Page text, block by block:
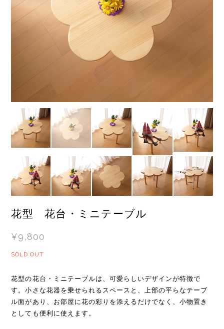
花型 花台・ミニテーブル
¥9,800
SOLD OUT
花型の花台・ミニテーブルは、可愛らしいデザインが特徴で
す。小さな花器を乗せられるスペースと、上部の平らなテーブ
ル面があり、お部屋に花の彩りを添えるだけでなく、小物置き
としても便利に使えます。